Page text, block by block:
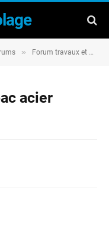
» Forum travaux et rénovation
acier